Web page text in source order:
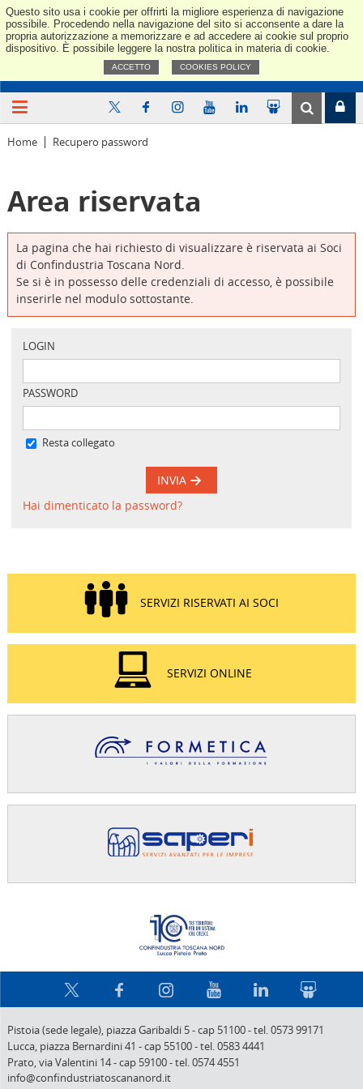
Questo sito usa i cookie per offrirti la migliore esperienza di navigazione
possibile. Procedendo nella navigazione del sito si acconsente a dare la
propria autorizzazione a memorizzare e ad accedere ai cookie sul proprio
dispositivo. È possibile leggere la nostra politica in materia di cookie.
ACCETTO COOKIES POLICY
Home Recupero password
Area riservata
La pagina che hai richiesto di visualizzare è riservata ai Soci
di Confindustria Toscana Nord.
Se si è in possesso delle credenziali di accesso, è possibile
inserirle nel modulo sottostante.
LOGIN
PASSWORD
Resta collegato
INVIA
Hai dimenticato la password?
SERVIZI RISERVATI AI SOCI
SERVIZI ONLINE
Pistoia (sede legale), piazza Garibaldi 5-cap 51100-tel. 0573 99171
Lucca, piazza Bernardini 41 -cap 55100-tel. 0583 4441
Prato,via Valentini 14-cap 59100-tel. 0574 4551
info@confindustriatoscananord.it